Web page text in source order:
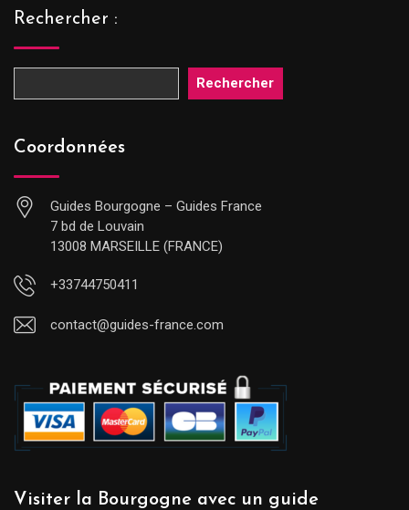
Rechercher :
Rechercher
Coordonnées
Guides Bourgogne – Guides France
7 bd de Louvain
13008 MARSEILLE (FRANCE)
+33744750411
contact@guides-france.com
Visiter la Bourgogne avec un guide